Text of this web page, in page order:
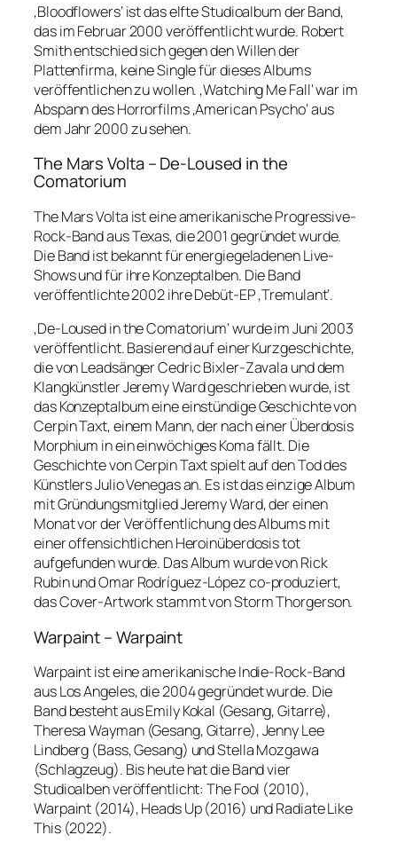
‚Bloodflowers‘ ist das elfte Studioalbum der Band,
das im Februar 2000 veröffentlicht wurde. Robert
Smith entschied sich gegen den Willen der
Plattenfirma, keine Single für dieses Albums
veröffentlichen zu wollen. ‚Watching Me Fall‘ war im
Abspann des Horrorfilms ‚American Psycho‘ aus
dem Jahr 2000 zu sehen.
The Mars Volta – De-Loused in the
Comatorium
The Mars Volta ist eine amerikanische Progressive-
Rock-Band aus Texas, die 2001 gegründet wurde.
Die Band ist bekannt für energiegeladenen Live-
Shows und für ihre Konzeptalben. Die Band
veröffentlichte 2002 ihre Debüt-EP ‚Tremulant‘.
‚De-Loused in the Comatorium‘ wurde im Juni 2003
veröffentlicht. Basierend auf einer Kurzgeschichte,
die von Leadsänger Cedric Bixler-Zavala und dem
Klangkünstler Jeremy Ward geschrieben wurde, ist
das Konzeptalbum eine einstündige Geschichte von
Cerpin Taxt, einem Mann, der nach einer Überdosis
Morphium in ein einwöchiges Koma fällt. Die
Geschichte von Cerpin Taxt spielt auf den Tod des
Künstlers Julio Venegas an. Es ist das einzige Album
mit Gründungsmitglied Jeremy Ward, der einen
Monat vor der Veröffentlichung des Albums mit
einer offensichtlichen Heroinüberdosis tot
aufgefunden wurde. Das Album wurde von Rick
Rubin und Omar Rodríguez-López co-produziert,
das Cover-Artwork stammt von Storm Thorgerson.
Warpaint – Warpaint
Warpaint ist eine amerikanische Indie-Rock-Band
aus Los Angeles, die 2004 gegründet wurde. Die
Band besteht aus Emily Kokal (Gesang, Gitarre),
Theresa Wayman (Gesang, Gitarre), Jenny Lee
Lindberg (Bass, Gesang) und Stella Mozgawa
(Schlagzeug). Bis heute hat die Band vier
Studioalben veröffentlicht: The Fool (2010),
Warpaint (2014), Heads Up (2016) und Radiate Like
This (2022).